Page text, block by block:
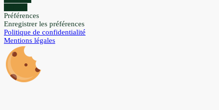
Préférences
Enregistrer les préférences
Politique de confidentialité
Mentions légales